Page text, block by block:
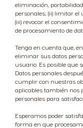
eliminación,
personales; (ii) limitar el
(iii) revocar el
de procesamiento de
Tenga en cuenta que,
eliminar sus datos
usuario. Es posible que
Datos personales
cumplir con nuestras
aplicables también nos
personales para
Esperamos poder
forma en que
Slovenia
Spain
Spanish